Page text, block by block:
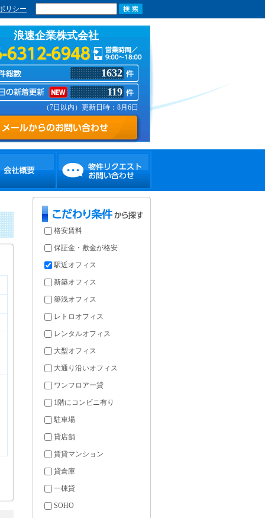
リシー
浪速企業株式会社
1632
119
（7日以内）更新日時：8月6日
格安賃料
保証金・敷金が格安
駅近オフィス
新築オフィス
築浅オフィス
レトロオフィス
レンタルオフィス
大型オフィス
大通り沿いオフィス
ワンフロアー貸
1階にコンビニ有り
駐車場
貸店舗
賃貸マンション
貸倉庫
一棟貸
SOHO